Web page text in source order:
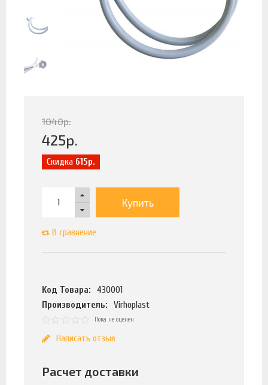
1040р.
425р.
Скидка 615р.
Купить
В сравнение
Код Товара:
430001
Производитель:
Virhoplast
Пока не оценен
Написать отзыв
Расчет доставки